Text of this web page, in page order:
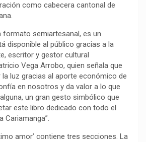
r
como cabecera cantonal de
formato semiartesanal, es un
disponible al público gracias a la
escritor y gestor cultural
Vega Arrobo, quien señala que
la luz gracias al aporte económico de
en nosotros y da valor a lo que
un gran gesto simbólico que
este libro dedicado con todo el
Cariamanga”.
amor’ contiene tres secciones. La